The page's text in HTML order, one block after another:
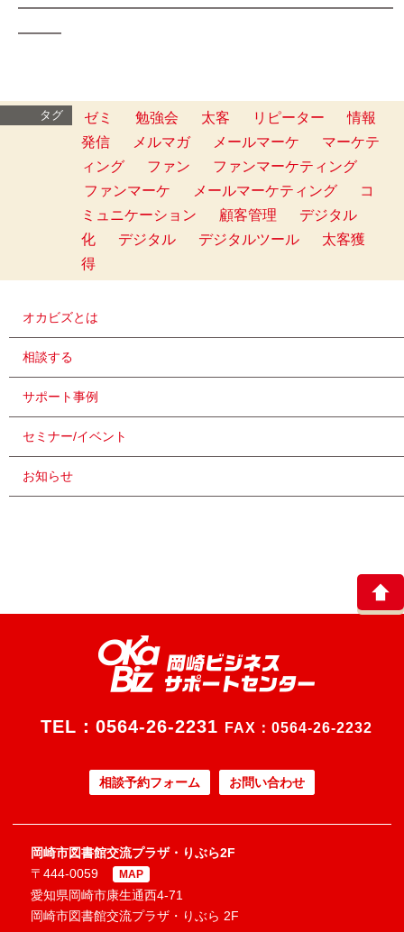
━━━━━━━━━━━━━━━━━━━━━━━━━━
━━━
タグ ゼミ 勉強会 太客 リピーター
情報
発信
メルマガ メールマーケ
マーケテ
ィング
ファン
ファンマーケティング
ファンマーケ
メールマーケティング
コ
ミュニケーション
顧客管理
デジタル
化
デジタル デジタルツール
太客獲
得
オカビズとは
相談する
サポート事例
セミナー/イベント
お知らせ
TEL： 0564-26-2231 FAX：0564-26-2232
相談予約フォーム お問い合わせ
岡崎市図書館交流プラザ・りぶら2F
〒444-0059
MAP
愛知県岡崎市康生通西4-71
岡崎市図書館交流プラザ・りぶら 2F